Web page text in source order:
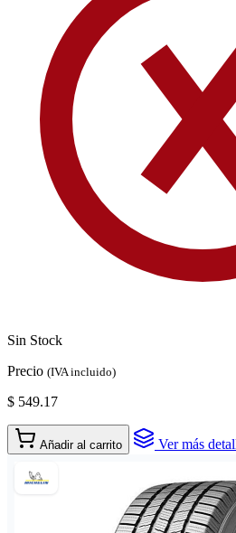
Sin Stock
Precio (IVA incluido)
$ 549.17
Añadir al carrito Ver más